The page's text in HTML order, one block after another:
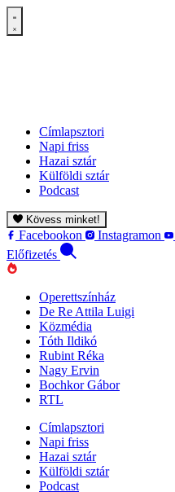
Címlapsztori
Napi friss
Hazai sztár
Külföldi sztár
Podcast
Kövess minket!
Facebookon Instagramon
Előfizetés
Operettszínház
De Re Attila Luigi
Közmédia
Tóth Ildikó
Rubint Réka
Nagy Ervin
Bochkor Gábor
RTL
Címlapsztori
Napi friss
Hazai sztár
Külföldi sztár
Podcast